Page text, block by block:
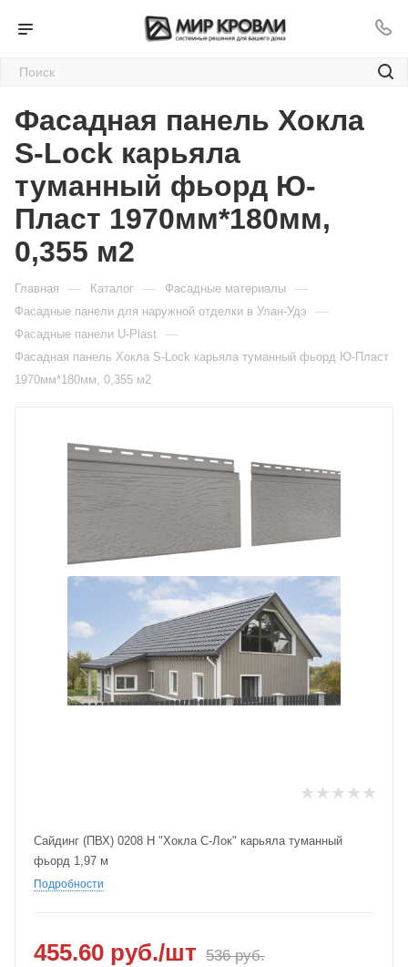
Фасадная панель Хокла
S-Lock карьяла
туманный фьорд Ю-
Пласт 1970мм*180мм,
0,355 м2
Главная — Каталог — Фасадные материалы —
Фасадные панели для наружной отделки в Улан-Удэ —
Фасадные панели U-Plast —
Фасадная панель Хокла S-Lock карьяла туманный фьорд Ю-Пласт
1970мм*180мм, 0,355 м2
Сайдинг (ПВХ) 0208 H "Хокла С-Лок" карьяла туманный
фьорд 1,97 м
Подробности
455.60 руб./шт 536руб.